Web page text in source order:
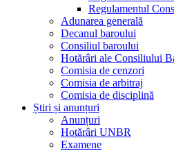
Regulamentul
Adunarea generală
Decanul baroului
Consiliul baroului
Hotărâri ale Consiliului
Comisia de cenzori
Comisia de arbitraj
Comisia de disciplină
Știri și anunțuri
Anunțuri
Hotărâri UNBR
Examene